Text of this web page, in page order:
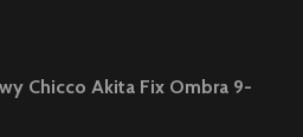
Chicco Akita Fix Ombra 9-